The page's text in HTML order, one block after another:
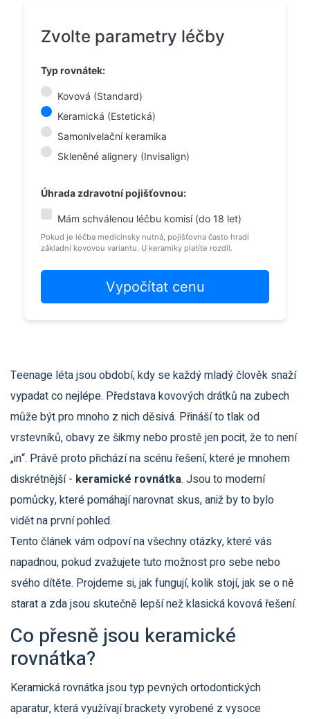
Zvolte parametry léčby
Typ rovnátek:
Kovová (Standard)
Keramická (Estetická)
Samonivelační keramika
Skleněné alignery (Invisalign)
Úhrada zdravotní pojišťovnou:
Mám schválenou léčbu komisí (do 18 let)
Pokud je léčba medicínsky nutná, pojišťovna často hradí
základní kovovou variantu. U keramiky platíte rozdíl.
Vypočítat cenu
Teenage léta jsou období, kdy se každý mladý člověk snaží
vypadat co nejlépe. Představa kovových drátků na zubech
může být pro mnoho z nich děsivá. Přináší to tlak od
vrstevníků, obavy ze šikmy nebo prostě jen pocit, že to není
„in“. Právě proto přichází na scénu řešení, které je mnohem
diskrétnější - keramické rovnátka. Jsou to moderní
pomůcky, které pomáhají narovnat skus, aniž by to bylo
vidět na první pohled.
Tento článek vám odpoví na všechny otázky, které vás
napadnou, pokud zvažujete tuto možnost pro sebe nebo
svého dítěte. Projdeme si, jak fungují, kolik stojí, jak se o ně
starat a zda jsou skutečně lepší než klasická kovová řešení.
Co přesně jsou keramické
rovnátka?
Keramická rovnátkajsou typ pevných ortodontických
aparatur, která využívají brackety vyrobené z vysoce